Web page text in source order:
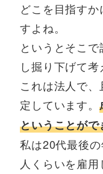
どこを目指す
すよね。
というとそこ
し掘り下げて考
これは法人で
定しています。
ということが
私は20代最後
人くらいを雇